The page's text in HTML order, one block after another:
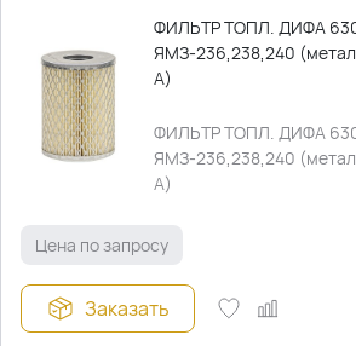
ФИЛЬТР ТОПЛ. ДИФА
ЯМЗ-236,238,240 (метал.
А)
ФИЛЬТР ТОПЛ. ДИФА
ЯМЗ-236,238,240 (метал.
А)
Цена по запросу
Заказать